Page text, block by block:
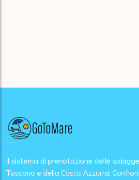
Il sistema di prenotazione delle
Toscana e della Costa Azzurra.